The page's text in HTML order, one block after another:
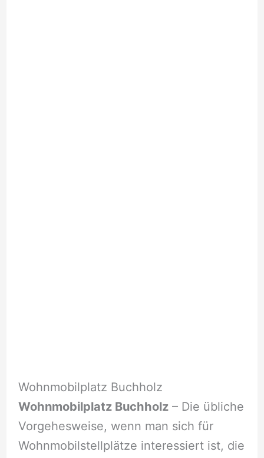
Wohnmobilplatz Buchholz
Wohnmobilplatz Buchholz– Die übliche
Vorgehesweise, wenn man sich für
Wohnmobilstellplätze interessiert ist, die